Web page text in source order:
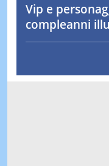
Vip e
compleanni